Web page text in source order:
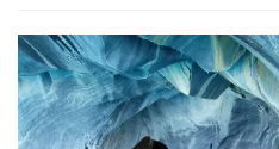
HABERLER